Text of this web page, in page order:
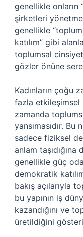
genellikle onların
şirketleri
genellikle
katılım” gibi
toplumsal
gözler önüne
Kadınların çoğu
fazla etkileşimsel
zamanda
yansımasıdır.
sadece fiziksel
anlam
genellikle güç
demokratik
bakış açılarıyla
bu yapının iş
kazandığını ve
üretildiğini